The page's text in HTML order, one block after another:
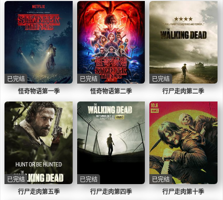
男孩，而不是女孩。她有一段复杂的身世背
景，与自己的继兄关系不佳，这也使得她更谨
慎保护自己的过去，也往往对周围的人持怀疑
态度。她是一位滑板好手，喜欢滑着滑板走遍
各地；比利是一个肌肉发达的17岁青年。他毛
躁好斗，魅力超群，甚至有传闻称他曾在过去
就读的学校里犯下凶案。比利喜欢撬走别人的
女友，往往能在拼酒中胜出，还开着一辆帅气
的黑色雪佛兰科迈罗。不过他周围的人，特别
是那些比他年轻的人往往会观察到他的暴力倾
向和变化无常、不可预测的本质。 当然，《怪
奇物语》依然是《怪奇物语》，还是会有很多
超自然的问题。表里世界的裂缝依然存在，实
验室现在换由看起来和善的欧文斯博士管理。
杜菲兄弟对于新一季中的怪物闭口不谈，但他
们透露这一季会展现“不同类型的恐惧”。此
外，第2季中达斯汀会找到一个蝌蚪一样的宠
物。饰演者盖登·玛塔拉佐表示：“这是一个和
我有着紧密联系的小生物，它显然并不来自这
个星球或这个位面。”
怪奇物语第一季
已完结
怪奇物语第二季
已完结
行尸走肉第二季
已完结
行尸走肉第五季
已完结
行尸走肉第四季
已完结
行尸走肉第十季
已完结